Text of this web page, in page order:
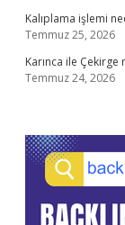
Kalıplama işlemi
Temmuz 25, 2026
Karınca ile Çekirge
Temmuz 24, 2026